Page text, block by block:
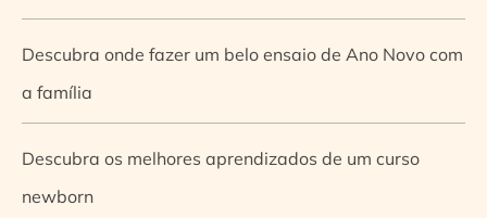
Descubra onde fazer um belo ensaio de Ano Novo com
a família
Descubra os melhores aprendizados de um curso
newborn